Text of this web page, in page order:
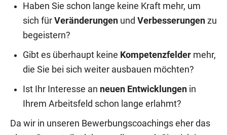
Haben Sie schon lange keine Kraft mehr, um
sich für Veränderungen und Verbesserungen zu
begeistern?
Gibt es überhaupt keine Kompetenzfelder mehr,
die Sie bei sich weiter ausbauen möchten?
Ist Ihr Interesse an neuen Entwicklungen in
Ihrem Arbeitsfeld schon lange erlahmt?
Da wir in unseren Bewerbungscoachings eher das